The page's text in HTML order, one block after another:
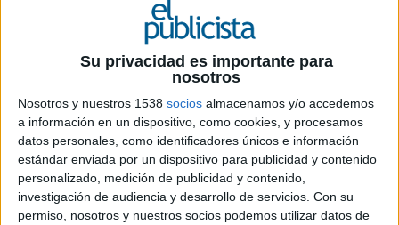
Su privacidad es importante para
nosotros
Nosotros y nuestros 1538 socios almacenamos y/o accedemos
a información en un dispositivo, como cookies, y procesamos
datos personales, como identificadores únicos e información
estándar enviada por un dispositivo para publicidad y contenido
personalizado, medición de publicidad y contenido,
investigación de audiencia y desarrollo de servicios. Con su
permiso, nosotros y nuestros socios podemos utilizar datos de
20 DE AGOSTO DE 2020
Ficha tecnica